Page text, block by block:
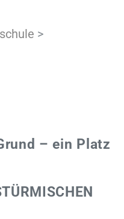
>
– ein Platz